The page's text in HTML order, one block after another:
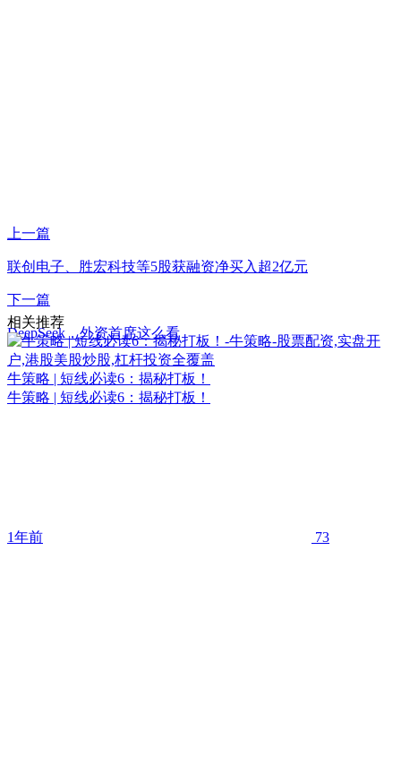
上一篇
联创电子、胜宏科技等5股获融资净买入超2亿元
下一篇
DeepSeek，外资首席这么看
相关推荐
牛策略 | 短线必读6：揭秘打板！
牛策略 | 短线必读6：揭秘打板！
1年前 73